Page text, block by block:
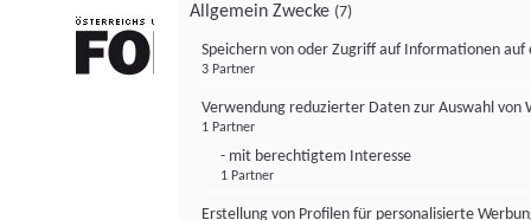
Allgemein Zwecke (7)
Speichern von oder Zugriff auf Informationen auf
3 Partner
Verwendung reduzierter Daten zur Auswahl von
1 Partner
- mit berechtigtem Interesse
1 Partner
Erstellung von Profilen für personalisierte
FONDS professionell